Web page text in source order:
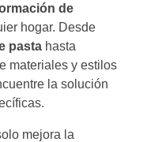
de
hogar. Desde
pasta hasta
materiales y estilos
la solución
mejora la